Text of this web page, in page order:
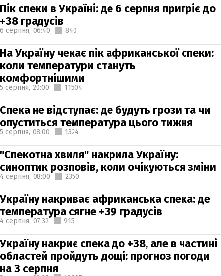
Пік спеки в Україні: де 6 серпня пригріє до
+38 градусів
6 серпня, 06:40 840
На Україну чекає пік африканської спеки:
коли температури стануть
комфортнішими
5 серпня, 20:00 11504
Спека не відступає: де будуть грози та чи
опуститься температура цього тижня
5 серпня, 08:00 1324
"Спекотна хвиля" накрила Україну:
синоптик розповів, коли очікуються зміни
4 серпня, 08:00 2350
Україну накриває африканська спека: де
температура сягне +39 градусів
4 серпня, 07:32 915
Україну накриє спека до +38, але в частині
областей пройдуть дощі: прогноз погоди
на 3 серпня